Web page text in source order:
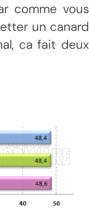
comme vous
un canard
ca fait deux